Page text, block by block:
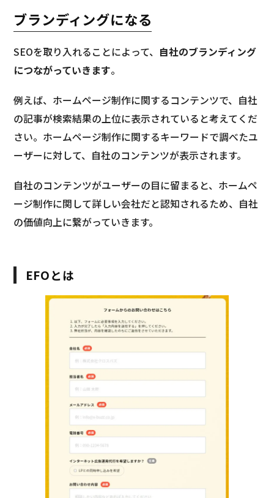
ブランディングになる
SEOを取り入れることによって、 自社のブランディング
につながっていきます。
例えば、ホームページ制作に関するコンテンツで、自社
の記事が検索結果の上位に表示されていると考えてくだ
さい。ホームページ制作に関するキーワードで調べたユ
ーザーに対して、自社のコンテンツが表示されます。
自社のコンテンツがユーザーの目に留まると、ホームペ
ージ制作に関して詳しい会社だと認知されるため、自社
の価値向上に繋がっていきます。
EFOとは